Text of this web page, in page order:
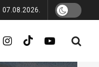
07.08.2026.